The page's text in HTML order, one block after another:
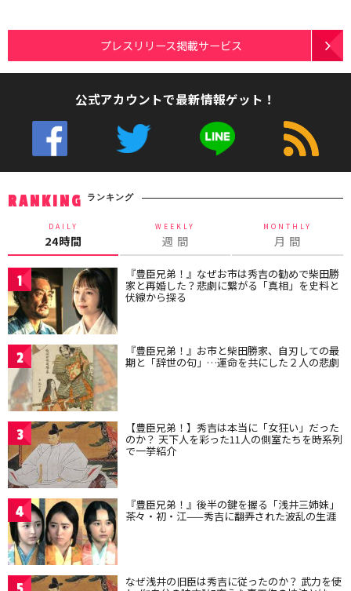
プレスリリース掲載サービス
公式アカウントで最新情報ゲット！
RANKING ランキング
DAILY
24時間
WEEKLY
週 間
MONTHLY
月 間
1 『豊臣兄弟！』なぜお市は秀吉の勧めで柴田勝
家と再婚した？悲劇に繋がる「真相」を史料と
伏線から探る
2 『豊臣兄弟！』お市と柴田勝家、自刃しての最
期と「辞世の句」…運命を共にした２人の悲劇
3 【豊臣兄弟！】秀吉は本当に「女狂い」だった
のか？ 天下人を彩った11人の側室たちを時系列
で一挙紹介
4 『豊臣兄弟！』後半の鍵を握る「浅井三姉妹」
茶々・初・江——秀吉に翻弄された波乱の生涯
なぜ浅井の旧臣は秀吉に従ったのか？ 武力を使